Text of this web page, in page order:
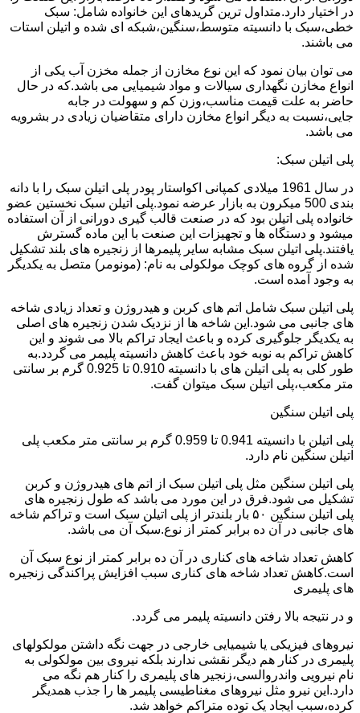
در اختیار دارد.متداول ترین گریدهای این خانواده شامل: سبک
خطی،سبک با دانسیته متوسط،سنگین،شبکه ای شده و اتیلن استات
می باشند.
می توان بیان نمود که این نوع مخازن از جمله مخزن آب یکی از
انواع مخازن نگهداری سیالات و مواد شیمیایی می باشد.که در حال
حاضر به علت قیمت مناسب،وزن کم و سهولت در جابه
جایی،نسبت به دیگر انواع مخازن دارای متقاضیان زیادی در بشرویه
می باشد.
پلی اتیلن سبک:
در سال 1961 میلادی کمپانی اکواستار پودر پلی اتیلن سبک را با دانه
بندی 500 میکرون به بازار عرضه نمود.پلی اتیلن سبک نخستین عضو
خانواده پلی اتیلن بود که در صنعت قالب گیری دورانی از آن استفاده
میشود و دستگاه ها و تجهیزات این صنعت با این ماده گسترش
یافتند.پلی اتیلن سبک مشابه سایر پلیمرها از زنجیره های بلند تشکیل
شده از گروه های کوچک مولکولی به نام: (مونومر) متصل به یکدیگر
به وجود آمده است.
پلی اتیلن سبک شامل اتم های کربن و هیدروژن و تعداد زیادی شاخه
های جانبی می شود.این شاخه ها از نزدیک شدن زنجیره های اصلی
به یکدیگر جلوگیری کرده و باعث ایجاد تراکم بالا می شوند و این
کاهش تراکم به نوبه خود باعث کاهش دانسیته پلیمر می گردد.به
طور کلی به پلی اتیلن های با دانسیته 0.910 تا 0.925 گرم بر سانتی
متر مکعب،پلی اتیلن سبک میتوان گفت.
پلی اتیلن سنگین
پلی اتیلن با دانسیته 0.941 تا 0.959 گرم بر سانتی متر مکعب پلی
اتیلن سنگین نام دارد.
پلی اتیلن سنگین مثل پلی اتیلن سبک از اتم های هیدروژن و کربن
تشکیل می شود.فرق در این مورد می باشد که طول زنجیره های
پلی اتیلن سنگین ۵۰ بار بلندتر از پلی اتیلن سبک است و تراکم شاخه
های جانبی در آن ده برابر کمتر از نوع.سبک آن می باشد.
کاهش تعداد شاخه های کناری در آن ده برابر کمتر از نوع سبک آن
است.کاهش تعداد شاخه های کناری سبب افزایش پراکندگی زنجیره
های پلیمری
و در نتیجه بالا رفتن دانسیته پلیمر می گردد.
نیروهای فیزیکی یا شیمیایی خارجی در جهت نگه داشتن مولکولهای
پلیمری در کنار هم دیگر نقشی ندارند بلکه نیروی بین مولکولی به
نام نیرویی واندروالسی،زنجیر های پلیمری را کنار هم نگه می
دارد.این نیرو مثل نیروهای مغناطیسی پلیمر ها را جذب همدیگر
کرده،سبب ایجاد یک توده متراکم خواهد شد.